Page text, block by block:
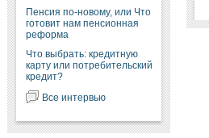
Пенсия по-новому, или Что
готовит нам пенсионная
реформа
Что выбрать: кредитную
карту или потребительский
кредит?
Все интервью